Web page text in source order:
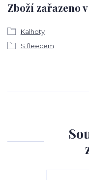
Zboží zařazeno
Kalhoty
S fleecem